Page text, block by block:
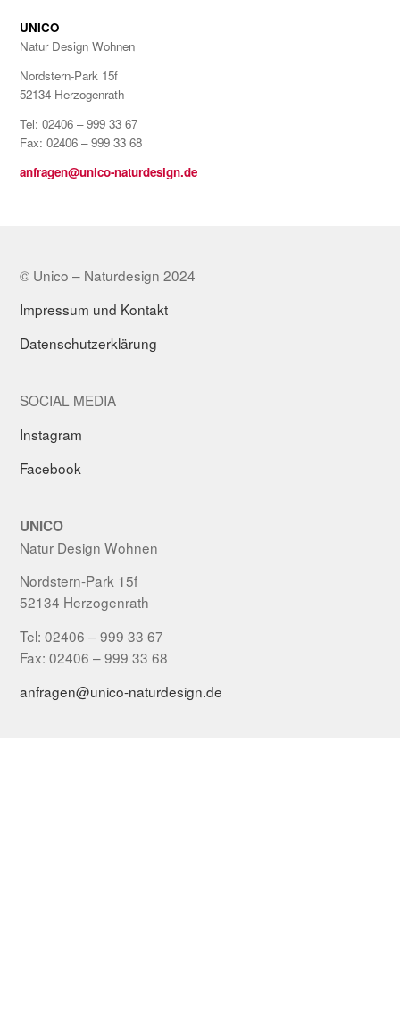
UNICO
Natur Design Wohnen
Nordstern-Park 15f
52134 Herzogenrath
Tel: 02406 – 999 33 67
Fax: 02406 – 999 33 68
anfragen@unico-naturdesign.de
© Unico – Naturdesign 2024
Impressum und Kontakt
Datenschutzerklärung
SOCIAL MEDIA
Instagram
Facebook
UNICO
Natur Design Wohnen
Nordstern-Park 15f
52134 Herzogenrath
Tel: 02406 – 999 33 67
Fax: 02406 – 999 33 68
anfragen@unico-naturdesign.de